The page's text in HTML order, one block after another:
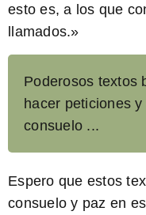
esto es, a los que
llamados.»
Poderosos textos
hacer peticiones
consuelo ...
Espero que estos
consuelo y paz en